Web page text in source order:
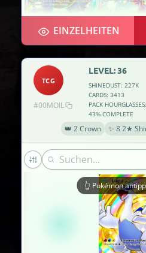
×2
×3
EINZELHEITEN
TCG
#00MOIL
LEVEL: 36
SHINEDUST: 227K
CARDS: 3413
PACK
43% COMPLETE
👑 2 Crown ✨ 8 2★
👆 Pokémon